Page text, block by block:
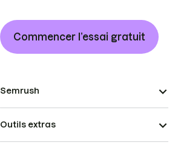
Commencer l’essai gratuit
Semrush
Outils extras